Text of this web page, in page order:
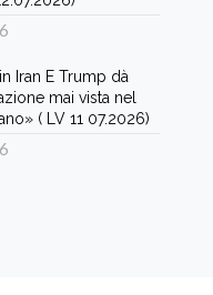
Iran E Trump dà
mai vista nel
( LV 11 07.2026)